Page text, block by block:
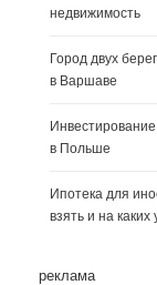
недвижимость
Город двух
в Варшаве
в Польше
Ипотека для
взять и на каких
реклама